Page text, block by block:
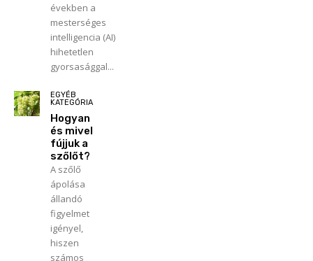
években a
mesterséges
intelligencia (AI)
hihetetlen
gyorsasággal...
EGYÉB
KATEGÓRIA
Hogyan
és mivel
fújjuk a
szőlőt?
A szőlő
ápolása
állandó
figyelmet
igényel,
hiszen
számos